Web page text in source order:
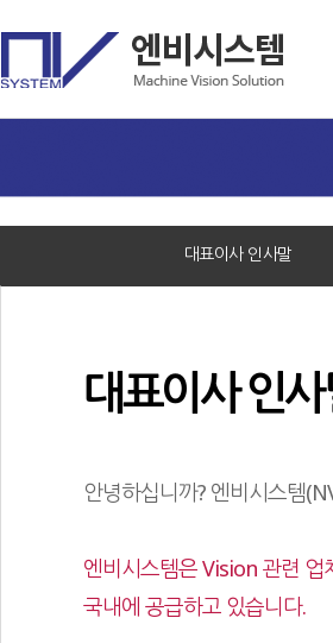
대표이사 인사말
대표이사 인
안녕하십니까? 엔비시스템
엔비시스템은 Vision 관련
국내에 공급하고 있습니다.